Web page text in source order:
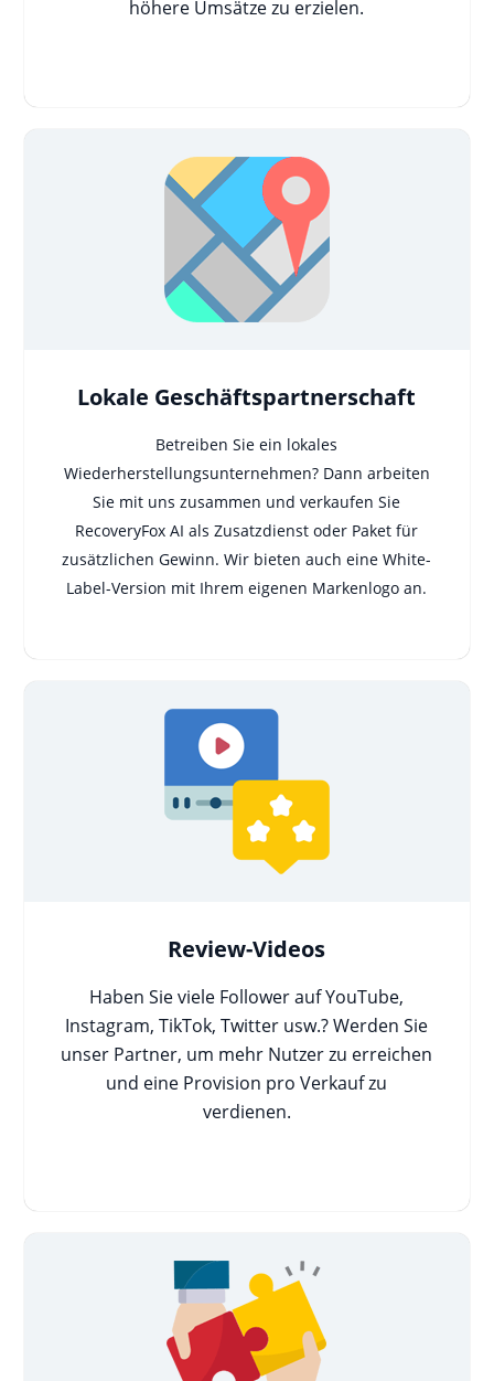
höhere Umsätze zu erzielen.
Lokale Geschäftspartnerschaft
Betreiben Sie ein lokales
Wiederherstellungsunternehmen? Dann arbeiten
Sie mit uns zusammen und verkaufen Sie
RecoveryFox AI als Zusatzdienst oder Paket für
zusätzlichen Gewinn. Wir bieten auch eine White-
Label-Version mit Ihrem eigenen Markenlogo an.
Review-Videos
Haben Sie viele Follower auf YouTube,
Instagram, TikTok, Twitter usw.? Werden Sie
unser Partner, um mehr Nutzer zu erreichen
und eine Provision pro Verkauf zu
verdienen.